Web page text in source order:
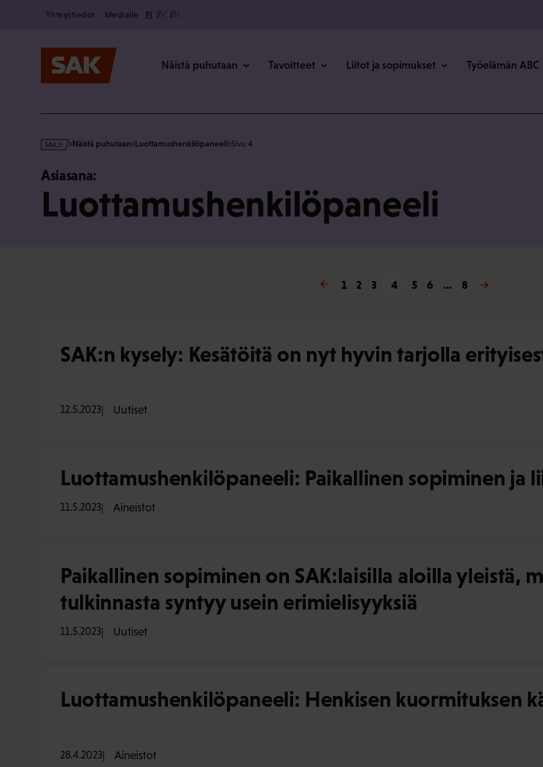
Secondary
Yhteystiedot Medialle FI SV EN
Näistä puhutaan Tavoitteet Liitot ja sopimukset Työelämän ABC
s
·
Näistä puhutaan Luottamushenkilöpaneeli Sivu 4
Asiasana:
Luottamushenkilöpaneeli
« Edellinen
1 2 3 4 5 6 … 8
Seuraava »
SAK:n kysely: Kesätöitä on nyt hyvin tarjolla
12.5.2023 Uutiset
Luottamushenkilöpaneeli: Paikallinen sopiminen ja
11.5.2023 Aineistot
Paikallinen sopiminen on SAK:laisilla aloilla yleistä,
tulkinnasta syntyy usein erimielisyyksiä
11.5.2023 Uutiset
Luottamushenkilöpaneeli: Henkisen kuormituksen
28.4.2023 Aineistot